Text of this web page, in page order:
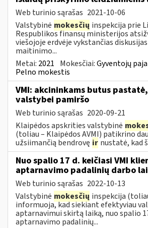
Web turinio sąrašas 2021-10-06
Valstybinė mokesčių inspekcija prie
Respublikos finansų ministerijos
viešojoje erdvėje vykstančias
maitinimo...
Metai: 2021 Mokesčiai:Gyventojų
Pelno mokestis
VMI: akcininkams butus
valstybei pamiršo
Web turinio sąrašas 2020-09-21
Klaipėdos apskrities valstybinė
(toliau – Klaipėdos AVMI) patikrino
užsiimančią bendrovę ir nustatė, kad
Nuo spalio 17 d. keičiasi VMI
aptarnavimo padalinių darbo
Web turinio sąrašas 2022-10-13
Valstybinė mokesčių inspekcija
informuoja, kad siekiant efektyviau
aptarnavimui skirtą laiką, nuo spalio
aptarnavimo padalinių...